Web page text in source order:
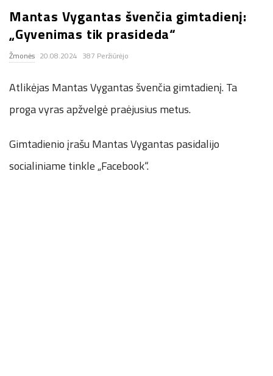
.
c
o
.
u
k
Mantas Vygantas švenčia gimtadienį:
„Gyvenimas tik prasideda“
Žmonės 20.08.2024 387 Peržiūrėjo
Atlikėjas Mantas Vygantas švenčia gimtadienį. Ta
proga vyras apžvelgė praėjusius metus.
Gimtadienio įrašu Mantas Vygantas pasidalijo
socialiniame tinkle „Facebook“.